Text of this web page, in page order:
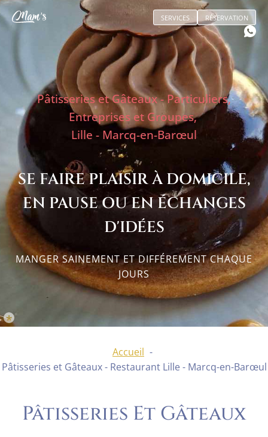
SERVICES RÉSERVATION
*
Pâtisseries et Gâteaux - Particuliers,
Entreprises et Groupes,
Lille - Marcq-en-Barœul
SE FAIRE PLAISIR À DOMICILE,
EN PAUSE OU EN ÉCHANGES
D'IDÉES
MANGER SAINEMENT ET DIFFÉREMENT CHAQUE
JOURS
Accueil
Pâtisseries et Gâteaux - Restaurant Lille - Marcq-en-Barœul
Pâtisseries Et Gâteaux